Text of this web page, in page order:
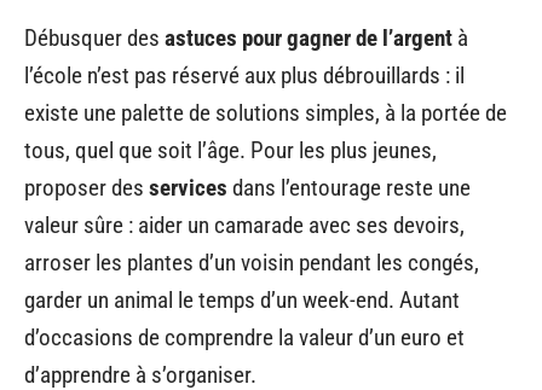
Débusquer des astuces pour gagner de l’argent à
l’école n’est pas réservé aux plus débrouillards : il
existe une palette de solutions simples, à la portée de
tous, quel que soit l’âge. Pour les plus jeunes,
proposer des services dans l’entourage reste une
valeur sûre : aider un camarade avec ses devoirs,
arroser les plantes d’un voisin pendant les congés,
garder un animal le temps d’un week-end. Autant
d’occasions de comprendre la valeur d’un euro et
d’apprendre à s’organiser.